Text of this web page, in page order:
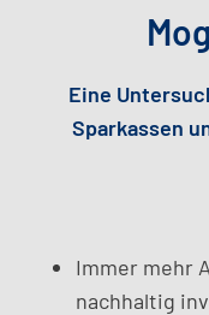
Eine
Sparkassen
Immer mehr
nachhaltig